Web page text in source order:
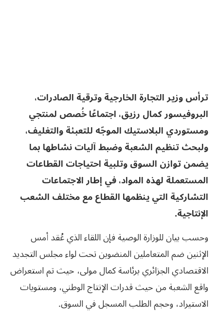
ترأس وزير التجارة الخارجية وترقية الصادرات،
البروفيسور كمال رزيق، اجتماعًا خُصص لمنتجي
ومستوردي البلاستيك الموجّه للتعبئة والتغليف،
ولبحث تنظيم الشعبة وضبط آليات نشاطها بما
يضمن توازن السوق وتلبية احتياجات القطاعات
المستعملة لهذه المواد، في إطار الاجتماعات
التشاركية التي ينظمها القطاع مع مختلف الشعب
الإنتاجية.
وحسب بيان للوزارة الوصية فإن اللقاء الذي عُقد أمس
الإثنين ضم المتعاملين المنضوين تحت لواء مجلس التجديد
الاقتصادي الجزائري برئاسة كمال مولى، حيث تم استعراض
واقع الشعبة من حيث قدرات الإنتاج الوطني، ومستويات
الاستيراد، وحجم الطلب المسجل في السوق.